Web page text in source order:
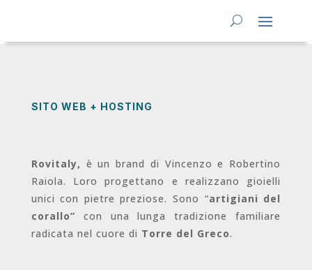
SITO WEB + HOSTING
Rovitaly, è un brand di Vincenzo e Robertino
Raiola. Loro progettano e realizzano gioielli
unici con pietre preziose. Sono “artigiani del
corallo” con una lunga tradizione familiare
radicata nel cuore di Torre del Greco.